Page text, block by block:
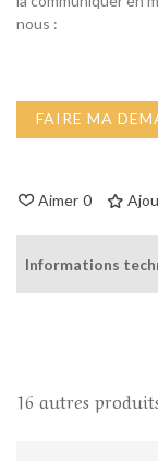
nous :
FAIRE MA
Aimer 0
Informations
16 autres